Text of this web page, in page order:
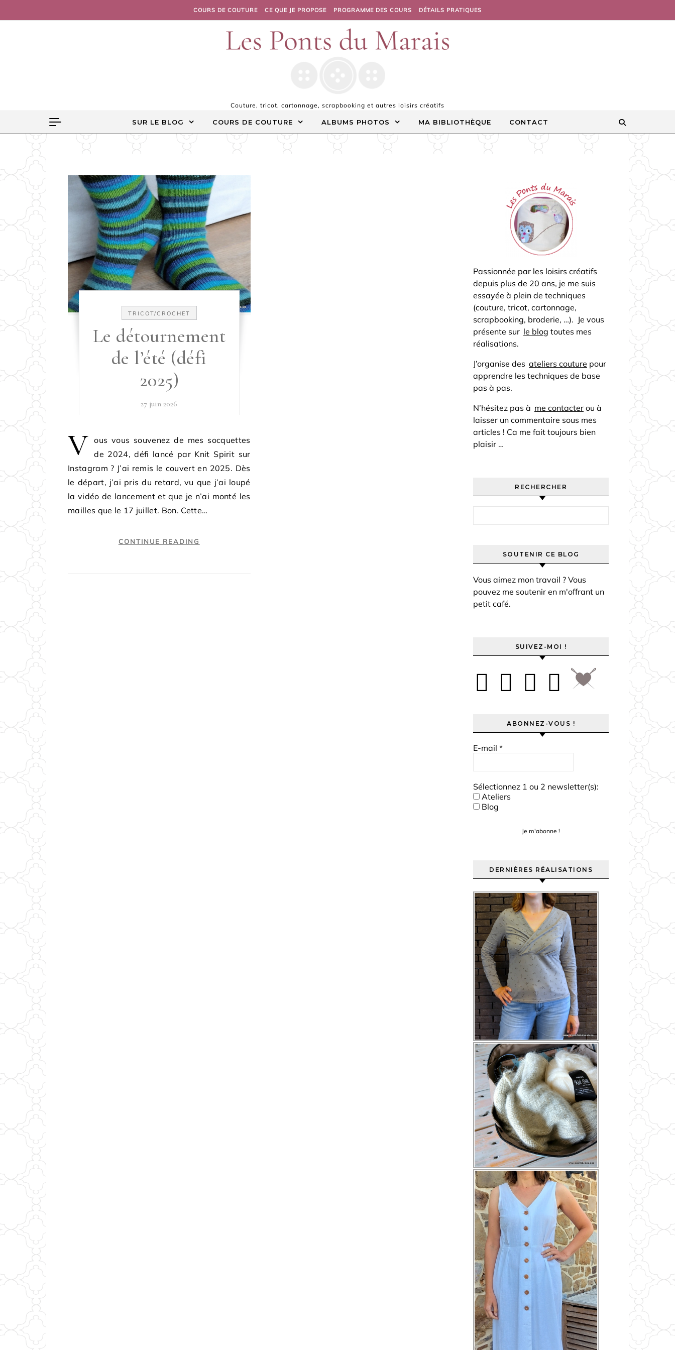
COURS DE COUTURE CE QUE JE PROPOSE PROGRAMME DES COURS DÉTAILS PRATIQUES
Couture, tricot, cartonnage, scrapbooking et autres loisirs créatifs
SUR LE BLOG COURS DE COUTURE ALBUMS PHOTOS MA BIBLIOTHÈQUE CONTACT
TRICOT/CROCHET
Le détournement
de l’été (défi
2025)
27 juin 2026
V ous vous souvenez de mes socquettes
de 2024, défi lancé par Knit Spirit sur
Instagram ? J’ai remis le couvert en 2025. Dès
le départ, j’ai pris du retard, vu que j’ai loupé
la vidéo de lancement et que je n’ai monté les
mailles que le 17 juillet. Bon. Cette…
CONTINUE READING
Passionnée par les loisirs créatifs
depuis plus de 20 ans, je me suis
essayée à plein de techniques
(couture, tricot, cartonnage,
scrapbooking, broderie, …). Je vous
présente sur le blog toutes mes
réalisations.
J’organise des ateliers couture pour
apprendre les techniques de base
pas à pas.
N’hésitez pas à me contacter ou à
laisser un commentaire sous mes
articles ! Ca me fait toujours bien
plaisir …
RECHERCHER
SOUTENIR CE BLOG
Vous aimez mon travail ? Vous
pouvez me soutenir en m'offrant un
petit café.
SUIVEZ-MOI !
ABONNEZ-VOUS !
E-mail *
Sélectionnez 1 ou 2 newsletter(s):
Ateliers
Blog
DERNIÈRES RÉALISATIONS